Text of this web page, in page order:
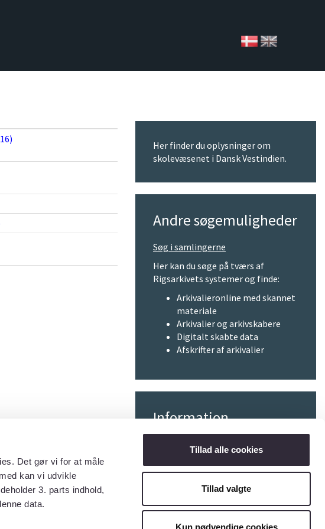
Det gør vi for at måle
kan vi udvikle
3. parts indhold,
data.
Tillad alle cookies
Tillad valgte
Kun nødvendige cookies
Her finder du oplysninger om
skolevæsenet i Dansk Vestindien.
Andre søgemuligheder
Søg i samlingerne
Her kan du søge på tværs af
Rigsarkivets systemer og finde:
Arkivalieronline med skannet
materiale
Arkivalier og arkivskabere
Digitalt skabte data
Afskrifter af arkivalier
Information
Privatlivspolitik
Cookiepolitik